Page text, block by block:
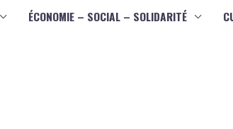
ÉCONOMIE – SOCIAL – SOLIDARITÉ